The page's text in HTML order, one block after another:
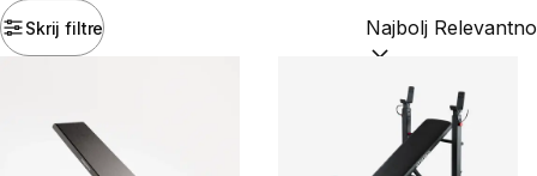
Skrij filtre Razvrsti po: